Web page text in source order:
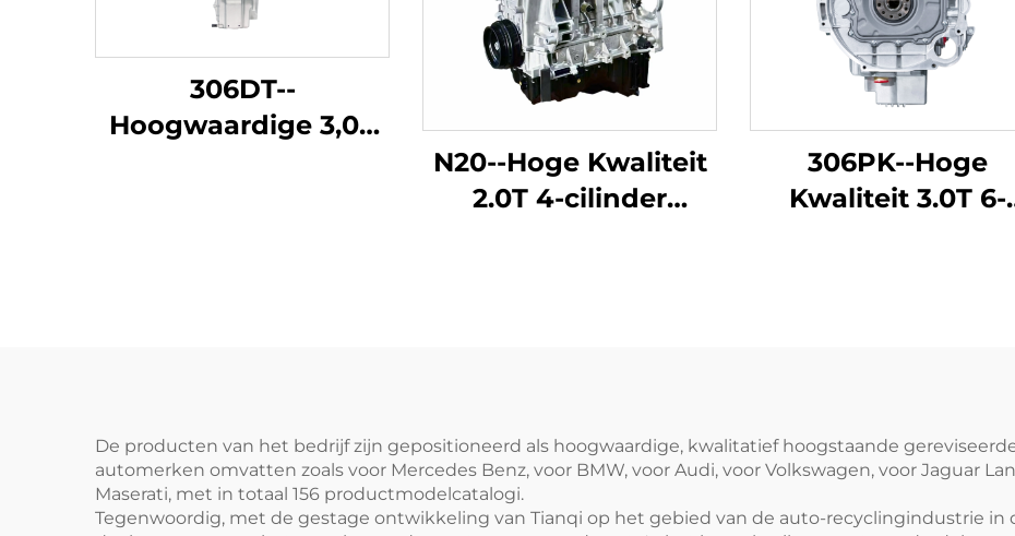
306DT--
Hoogwaardige 3,0T
Range Rover Star en
andere modellen
N20--Hoge Kwaliteit
2.0T 4-cilinder
306PK--Hoge
Kwaliteit 3.0T 6-
Shengshi Editie
andere modellen
De producten van het bedrijf zijn gepositioneerd als hoogwaardige, kwalitatief hoogstaande
automerken omvatten zoals voor Mercedes Benz, voor BMW, voor Audi, voor Volkswagen, voor Jaguar
Maserati, met in totaal 156 productmodelcatalogi.
Tegenwoordig, met de gestage ontwikkeling van Tianqi op het gebied van de auto-recyclingindustrie in